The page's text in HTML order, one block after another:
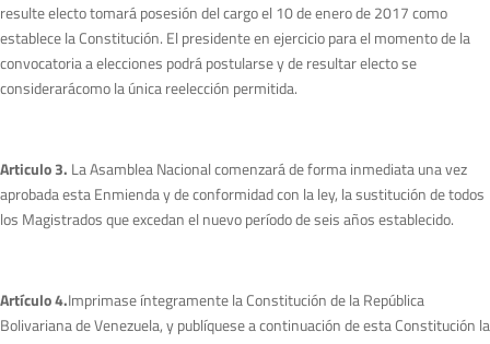
resulte electo tomará posesión del cargo el 10 de enero de 2017 como
establece la Constitución. El presidente en ejercicio para el momento de la
convocatoria a elecciones podrá postularse y de resultar electo se
considerarácomo la única reelección permitida.
Articulo 3. La Asamblea Nacional comenzará de forma inmediata una vez
aprobada esta Enmienda y de conformidad con la ley, la sustitución de todos
los Magistrados que excedan el nuevo período de seis años establecido.
Artículo 4.Imprimase íntegramente la Constitución de la República
Bolivariana de Venezuela, y publíquese a continuación de esta Constitución la